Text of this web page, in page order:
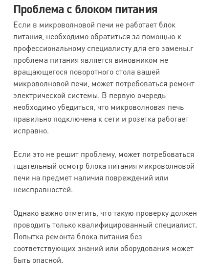
Проблема с блоком питания
Если в микроволновой печи не работает блок
питания, необходимо обратиться за помощью к
профессиональному специалисту для его замены.r
проблема питания является виновником не
вращающегося поворотного стола вашей
микроволновой печи, может потребоваться ремонт
электрической системы. В первую очередь
необходимо убедиться, что микроволновая печь
правильно подключена к сети и розетка работает
исправно.
Если это не решит проблему, может потребоваться
тщательный осмотр блока питания микроволновой
печи на предмет наличия повреждений или
неисправностей.
Однако важно отметить, что такую проверку должен
проводить только квалифицированный специалист.
Попытка ремонта блока питания без
соответствующих знаний или оборудования может
быть опасной.